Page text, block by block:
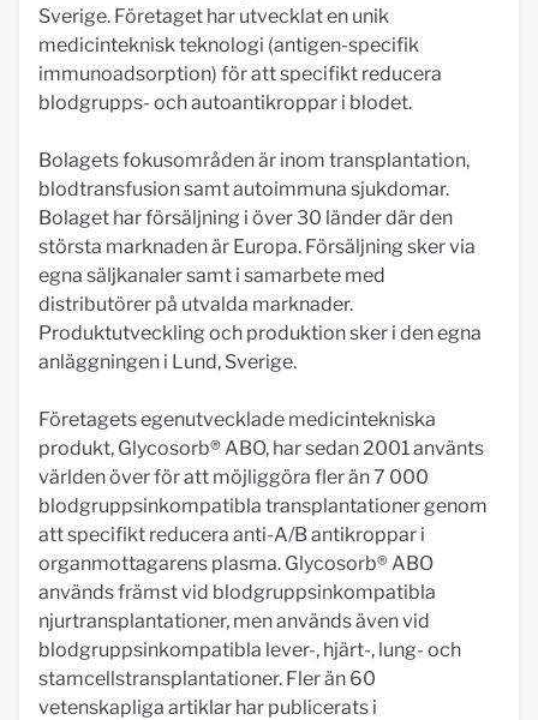
Sverige. Företaget har utvecklat en unik
medicinteknisk teknologi (antigen-specifik
immunoadsorption) för att specifikt reducera
blodgrupps- och autoantikroppar i blodet.
Bolagets fokusområden är inom transplantation,
blodtransfusion samt autoimmuna sjukdomar.
Bolaget har försäljning i över 30 länder där den
största marknaden är Europa. Försäljning sker via
egna säljkanaler samt i samarbete med
distributörer på utvalda marknader.
Produktutveckling och produktion sker i den egna
anläggningen i Lund, Sverige.
Företagets egenutvecklade medicintekniska
produkt, Glycosorb® ABO, har sedan 2001 använts
världen över för att möjliggöra fler än 7 000
blodgruppsinkompatibla transplantationer genom
att specifikt reducera anti-A/B antikroppar i
organmottagarens plasma. Glycosorb® ABO
används främst vid blodgruppsinkompatibla
njurtransplantationer, men används även vid
blodgruppsinkompatibla lever-, hjärt-, lung- och
stamcellstransplantationer. Fler än 60
vetenskapliga artiklar har publicerats i